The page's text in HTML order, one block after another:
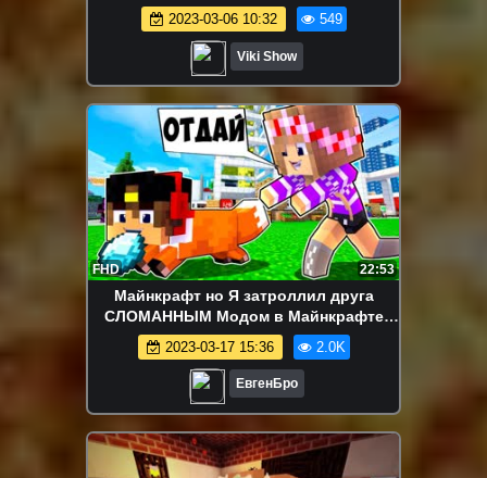
Попкорн Skittles M&M’s Weird Cereal
Challenge // Вики Шоу
2023-03-06 10:32 549
Viki Show
FHD 22:53
Майнкрафт но Я затроллил друга
СЛОМАННЫМ Модом в Майнкрафте
Троллинг Ловушка Minecraft
2023-03-17 15:36 2.0K
ЕвгенБро